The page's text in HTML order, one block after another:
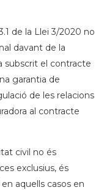
de la Llei 3/2020 no
davant de la
subscrit el contracte
garantia de
de les relacions
al contracte
civil no és
exclusius, és
aquells casos en